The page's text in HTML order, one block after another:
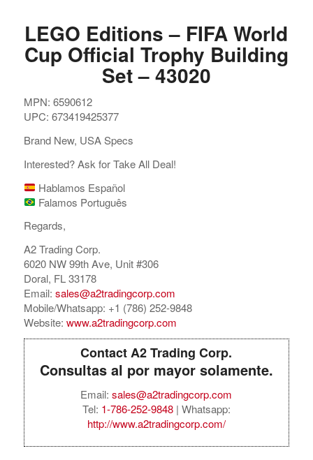
LEGO Editions – FIFA World
Cup Official Trophy Building
Set – 43020
MPN: 6590612
UPC: 673419425377
Brand New, USA Specs
Interested? Ask for Take All Deal!
Hablamos Español
Falamos Português
Regards,
A2 Trading Corp.
6020 NW 99th Ave, Unit #306
Doral, FL 33178
Email: sales@a2tradingcorp.com
Mobile/Whatsapp: +1 (786) 252-9848
Website: www.a2tradingcorp.com
Contact A2 Trading Corp.
Consultas al por mayor solamente.
Email:sales@a2tradingcorp.com
Tel: 1-786-252-9848| Whatsapp:
http://www.a2tradingcorp.com/